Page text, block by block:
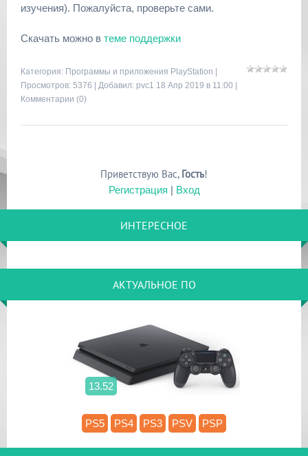
изучения). Пожалуйста, проверьте сами.
Скачать можно в теме поддержки
Категория: Программы и приложения PlayStation
Просмотров: 5376 | Добавил: pvc1 18 Апр 2019 в 11:00 |
Комментарии (0)
Приветствую Вас, Гость!
Регистрация | Вход
ИНТЕРЕСНОЕ
АКТУАЛЬНОЕ ПО
13.52
PS5 PS4 PS3 PSV PSP